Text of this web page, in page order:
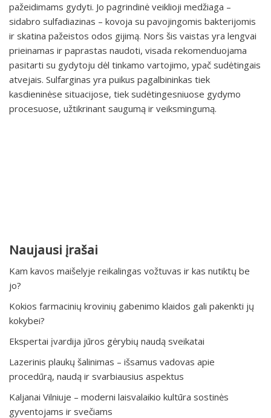
pažeidimams gydyti. Jo pagrindinė veiklioji medžiaga –
sidabro sulfadiazinas – kovoja su pavojingomis bakterijomis
ir skatina pažeistos odos gijimą. Nors šis vaistas yra lengvai
prieinamas ir paprastas naudoti, visada rekomenduojama
pasitarti su gydytoju dėl tinkamo vartojimo, ypač sudėtingais
atvejais. Sulfarginas yra puikus pagalbininkas tiek
kasdieninėse situacijose, tiek sudėtingesniuose gydymo
procesuose, užtikrinant saugumą ir veiksmingumą.
Naujausi įrašai
Kam kavos maišelyje reikalingas vožtuvas ir kas nutiktų be
jo?
Kokios farmacinių krovinių gabenimo klaidos gali pakenkti jų
kokybei?
Ekspertai įvardija jūros gėrybių naudą sveikatai
Lazerinis plaukų šalinimas – išsamus vadovas apie
procedūrą, naudą ir svarbiausius aspektus
Kaljanai Vilniuje – moderni laisvalaikio kultūra sostinės
gyventojams ir svečiams